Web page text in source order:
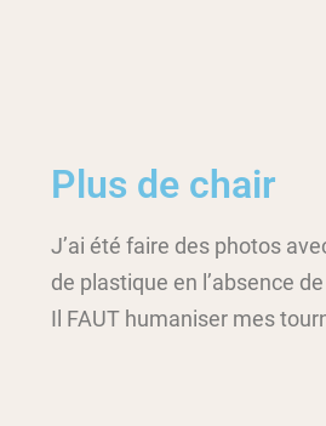
Plus de chair
J’ai été faire des photos
de plastique en l’absence
Il FAUT humaniser mes